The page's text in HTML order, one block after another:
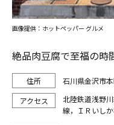
絶品肉豆腐で至福の時
石川県金沢市
北陸鉄道浅野
線，ＩＲいし
画像提供：ホットペッパー グルメ